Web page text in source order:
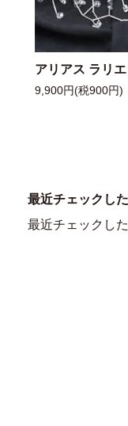
アリアス ラリエ
9,900円(税900円)
最近チェックし
最近チェックし